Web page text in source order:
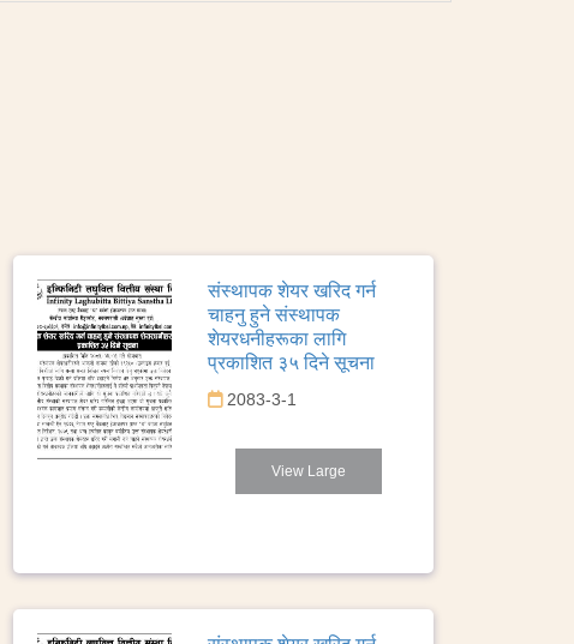
संस्थापक शेयर खरिद गर्न
चाहनु हुने संस्थापक
शेयरधनीहरूका लागि
प्रकाशित ३५ दिने सूचना
2083-3-1
View Large